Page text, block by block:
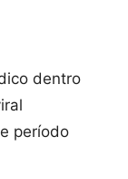
dentro
período